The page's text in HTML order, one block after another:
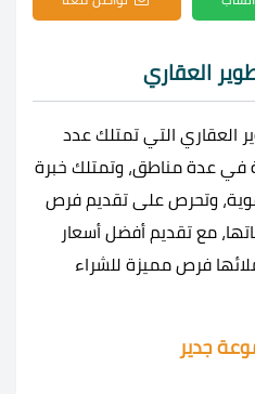
العقاري
العقاري التي تمتلك عدد
في عدة مناطق، وتمتلك خبرة
وتحرص على تقديم فرص
مع تقديم أفضل أسعار
فرص مميزة للشراء
جدير